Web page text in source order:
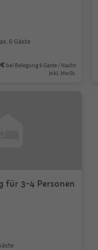
6 Gäste
bei Belegung 6 Gäste / Nacht
Inkl. MwSt.
Ferienwohnung für 3-4 Personen